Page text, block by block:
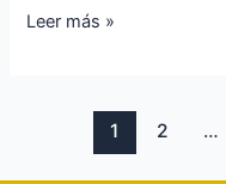
Leer más »
1 2 …